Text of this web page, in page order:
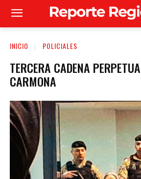
INICIO POLICIALES
TERCERA CADENA
CARMONA